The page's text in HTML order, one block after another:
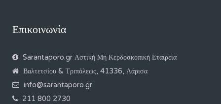
Sarantaporo.gr Αστική Μη Κερδοσκοπική Εταιρεία
Βαλτετσίου & Τριπόλεως, 41336, Λάρισα
info@sarantaporo.gr